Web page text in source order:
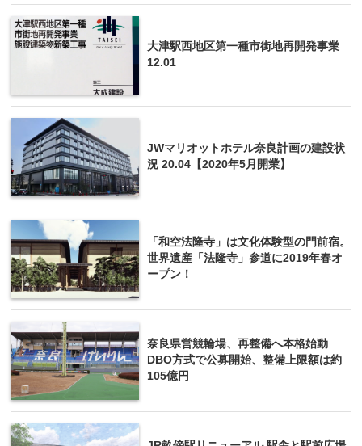
大津駅西地区第一種市街地再開発事業
12.01
JWマリオットホテル奈良計画の建設状
況 20.04【2020年5月開業】
「和空法隆寺」は文化体験型の門前宿。
世界遺産「法隆寺」参道に2019年春オ
ープン！
奈良県営競輪場、再整備へ本格始動
DBO方式で公募開始、整備上限額は約
105億円